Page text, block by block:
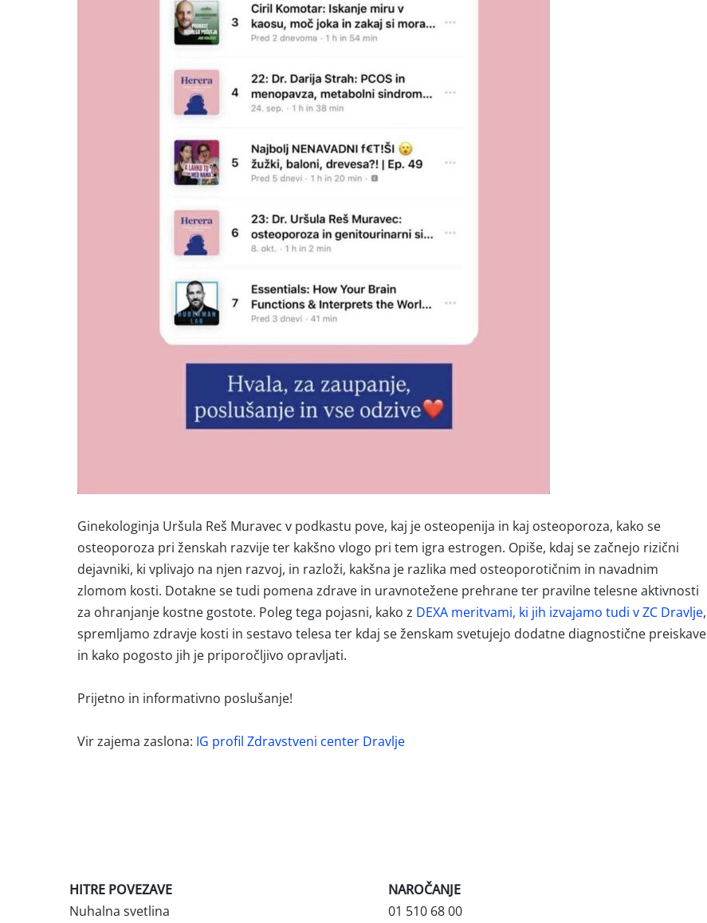
Ginekologinja Uršula Reš Muravec v podkastu pove, kaj je osteopenija in kaj osteoporoza, kako se
osteoporoza pri ženskah razvije ter kakšno vlogo pri tem igra estrogen. Opiše, kdaj se začnejo rizični
dejavniki, ki vplivajo na njen razvoj, in razloži, kakšna je razlika med osteoporotičnim in navadnim
zlomom kosti. Dotakne se tudi pomena zdrave in uravnotežene prehrane ter pravilne telesne aktivnosti
za ohranjanje kostne gostote. Poleg tega pojasni, kako z DEXA meritvami, ki jih izvajamo tudi v ZC Dravlje,
spremljamo zdravje kosti in sestavo telesa ter kdaj se ženskam svetujejo dodatne diagnostične preiskave
in kako pogosto jih je priporočljivo opravljati.
Prijetno in informativno poslušanje!
Vir zajema zaslona: IG profil Zdravstveni center Dravlje
HITRE POVEZAVE
Nuhalna svetlina
NAROČANJE
01 510 68 00